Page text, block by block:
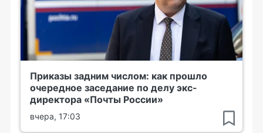
Приказы задним числом: как прошло
очередное заседание по делу экс-
директора «Почты России»
вчера, 17:03